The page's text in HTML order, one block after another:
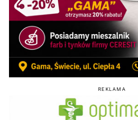
REKLAMA